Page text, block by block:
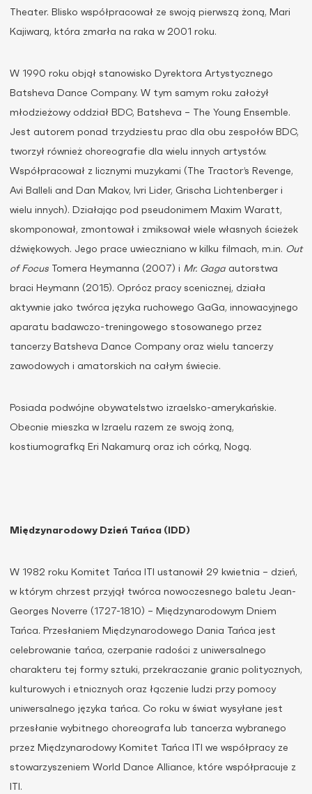
Theater. Blisko współpracował ze swoją pierwszą żoną, Mari
Kajiwarą, która zmarła na raka w 2001 roku.
W 1990 roku objął stanowisko Dyrektora Artystycznego
Batsheva Dance Company. W tym samym roku założył
młodzieżowy oddział BDC, Batsheva – The Young Ensemble.
Jest autorem ponad trzydziestu prac dla obu zespołów BDC,
tworzył również choreografie dla wielu innych artystów.
Współpracował z licznymi muzykami (The Tractor’s Revenge,
Avi Balleli and Dan Makov, Ivri Lider, Grischa Lichtenberger i
wielu innych). Działając pod pseudonimem Maxim Waratt,
skomponował, zmontował i zmiksował wiele własnych ścieżek
dźwiękowych. Jego prace uwieczniano w kilku filmach, m.in. Out
of Focus
Tomera Heymanna (2007) i Mr. Gaga autorstwa
braci Heymann (2015). Oprócz pracy scenicznej, działa
aktywnie jako twórca języka ruchowego GaGa, innowacyjnego
aparatu badawczo-treningowego stosowanego przez
tancerzy Batsheva Dance Company oraz wielu tancerzy
zawodowych i amatorskich na całym świecie.
Posiada podwójne obywatelstwo izraelsko-amerykańskie.
Obecnie mieszka w Izraelu razem ze swoją żoną,
kostiumografką Eri Nakamurą oraz ich córką, Nogą.
Międzynarodowy Dzień Tańca (IDD)
W 1982 roku Komitet Tańca ITI ustanowił 29 kwietnia – dzień,
w którym chrzest przyjął twórca nowoczesnego baletu Jean-
Georges Noverre (1727-1810) – Międzynarodowym Dniem
Tańca. Przesłaniem Międzynarodowego Dania Tańca jest
celebrowanie tańca, czerpanie radości z uniwersalnego
charakteru tej formy sztuki, przekraczanie granic politycznych,
kulturowych i etnicznych oraz łączenie ludzi przy pomocy
uniwersalnego języka tańca. Co roku w świat wysyłane jest
przesłanie wybitnego choreografa lub tancerza wybranego
przez Międzynarodowy Komitet Tańca ITI we współpracy ze
stowarzyszeniem World Dance Alliance, które współpracuje z
ITI.